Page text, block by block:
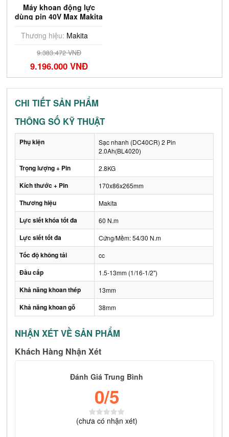
Máy khoan động lực
dùng pin 40V Max Makita
Thương hiệu: Makita
9.383.472 VNĐ
9.196.000 VNĐ
CHI TIẾT SẢN PHẨM
THÔNG SỐ KỸ THUẬT
Phụ kiện
Sạc nhanh (DC40CR) 2 Pin
2.0Ah(BL4020)
Trọng lượng + Pin 2.8KG
Kích thước + Pin 170x86x265mm
Thương hiệu Makita
Lực siết khóa tốt đa 60 N.m
Lực siết tốt đa Cứng/Mềm: 54/30 N.m
Tốc độ không tải cc
Đầu cấp 1.5-13mm (1/16-1/2")
Khả năng khoan thép 13mm
Khả năng khoan gỗ 38mm
NHẬN XÉT VỀ SẢN PHẨM
Khách Hàng Nhận Xét
Đánh Giá Trung Bình
0/5
(chưa có nhận xét)